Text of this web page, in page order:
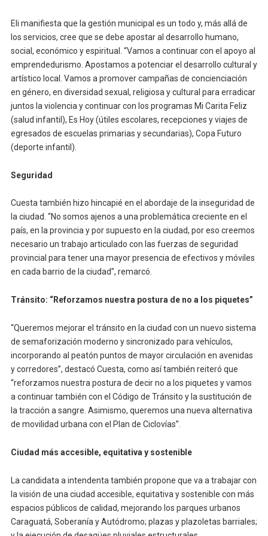
Eli manifiesta que la gestión municipal es un todo y, más allá de
los servicios, cree que se debe apostar al desarrollo humano,
social, económico y espiritual. “Vamos a continuar con el apoyo al
emprendedurismo. Apostamos a potenciar el desarrollo cultural y
artístico local. Vamos a promover campañas de concienciación
en género, en diversidad sexual, religiosa y cultural para erradicar
juntos la violencia y continuar con los programas Mi Carita Feliz
(salud infantil), Es Hoy (útiles escolares, recepciones y viajes de
egresados de escuelas primarias y secundarias), Copa Futuro
(deporte infantil).
Seguridad
Cuesta también hizo hincapié en el abordaje de la inseguridad de
la ciudad. “No somos ajenos a una problemática creciente en el
país, en la provincia y por supuesto en la ciudad, por eso creemos
necesario un trabajo articulado con las fuerzas de seguridad
provincial para tener una mayor presencia de efectivos y móviles
en cada barrio de la ciudad”, remarcó.
Tránsito: “Reforzamos nuestra postura de no a los piquetes”
“Queremos mejorar el tránsito en la ciudad con un nuevo sistema
de semaforización moderno y sincronizado para vehículos,
incorporando al peatón puntos de mayor circulación en avenidas
y corredores”, destacó Cuesta, como así también reiteró que
“reforzamos nuestra postura de decir no a los piquetes y vamos
a continuar también con el Código de Tránsito y la sustitución de
la tracción a sangre. Asimismo, queremos una nueva alternativa
de movilidad urbana con el Plan de Ciclovías”.
Ciudad más accesible, equitativa y sostenible
La candidata a intendenta también propone que va a trabajar con
la visión de una ciudad accesible, equitativa y sostenible con más
espacios públicos de calidad, mejorando los parques urbanos
Caraguatá, Soberanía y Autódromo; plazas y plazoletas barriales;